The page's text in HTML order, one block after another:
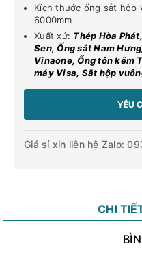
Kích thước ống sắt hộp
6000mm
Xuất xứ: Thép Hòa
Sen, Ống sắt Nam
Vinaone, Ống tôn kẽm
máy Visa, Sắt hộp
YÊU
Giá sỉ xin liên hệ Zalo:
CHI